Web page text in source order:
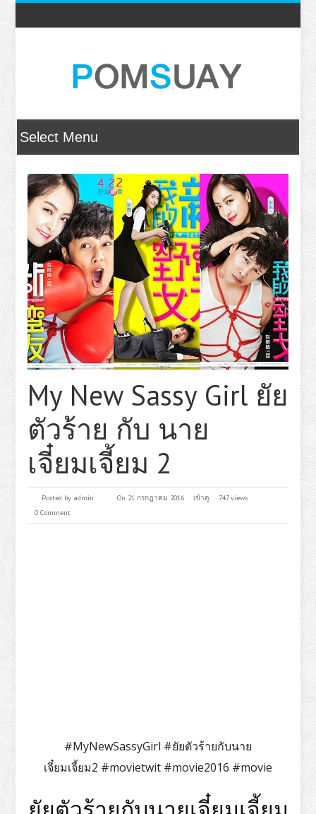
My New Sassy Girl ยัย
ตัวร้าย กับ นาย
เจี๋ยมเจี้ยม 2
Posted by admin On 21 กรกฎาคม 2016 เข้าดู
747 views
0 Comment
#MyNewSassyGirl #ยัยตัวร้ายกับนาย
เจี๋ยมเจี้ยม2 #movietwit #movie2016 #movie